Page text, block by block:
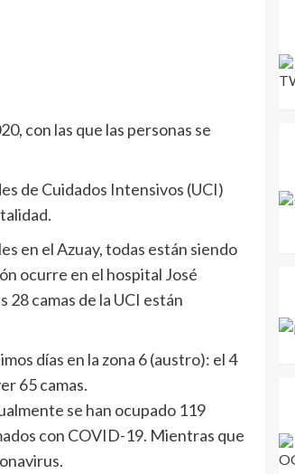
con las que las personas se
de Cuidados Intensivos (UCI)
en el Azuay, todas están siendo
ocurre en el hospital José
camas de la UCI están
días en la zona 6 (austro): el 4
65 camas.
se han ocupado 119
con COVID-19. Mientras que